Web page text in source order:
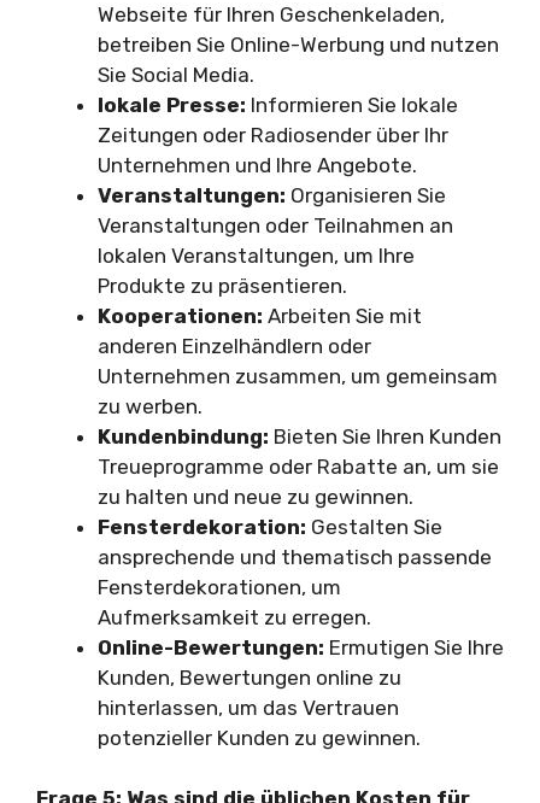
Webseite für Ihren Geschenkeladen,
betreiben Sie Online-Werbung und nutzen
Sie Social Media.
lokale Presse: Informieren Sie lokale
Zeitungen oder Radiosender über Ihr
Unternehmen und Ihre Angebote.
Veranstaltungen: Organisieren Sie
Veranstaltungen oder Teilnahmen an
lokalen Veranstaltungen, um Ihre
Produkte zu präsentieren.
Kooperationen: Arbeiten Sie mit
anderen Einzelhändlern oder
Unternehmen zusammen, um gemeinsam
zu werben.
Kundenbindung: Bieten Sie Ihren Kunden
Treueprogramme oder Rabatte an, um sie
zu halten und neue zu gewinnen.
Fensterdekoration: Gestalten Sie
ansprechende und thematisch passende
Fensterdekorationen, um
Aufmerksamkeit zu erregen.
Online-Bewertungen: Ermutigen Sie Ihre
Kunden, Bewertungen online zu
hinterlassen, um das Vertrauen
potenzieller Kunden zu gewinnen.
Frage 5: Was sind die üblichen Kosten für